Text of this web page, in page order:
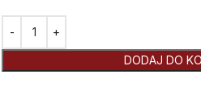
DODAJ DO